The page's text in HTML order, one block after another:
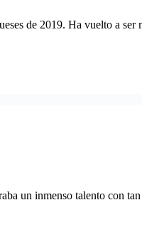
de 2019. Ha vuelto a
un inmenso talento con